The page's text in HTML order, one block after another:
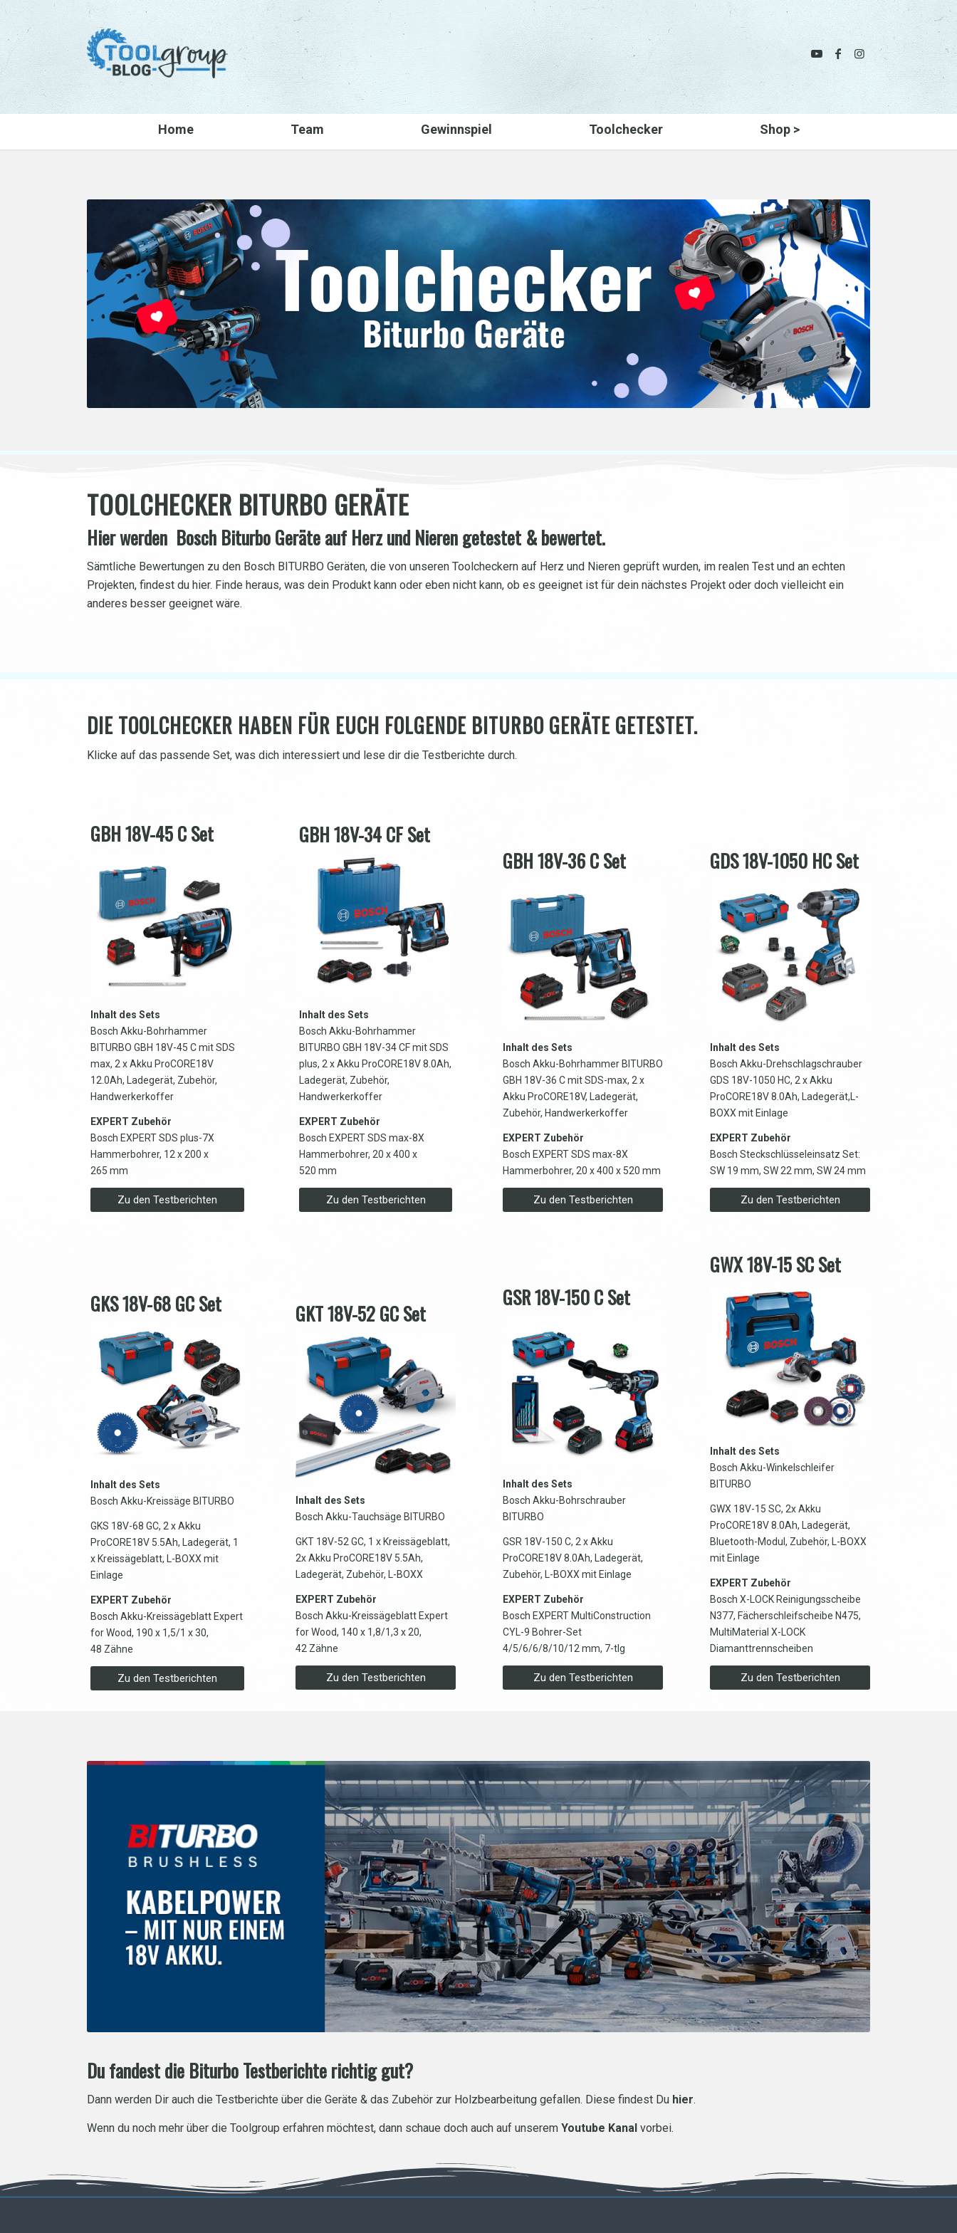
Home Team Gewinnspiel Toolchecker Shop >
TOOLCHECKER BITURBO GERÄTE
Hier werden Bosch Biturbo Geräte auf Herz und Nieren getestet & bewertet.
Sämtliche Bewertungen zu den Bosch BITURBO Geräten, die von unseren Toolcheckern auf Herz und Nieren geprüft wurden, im realen Test und an echten
Projekten, findest du hier. Finde heraus, was dein Produkt kann oder eben nicht kann, ob es geeignet ist für dein nächstes Projekt oder doch vielleicht ein
anderes besser geeignet wäre.
DIE TOOLCHECKER HABEN FÜR EUCH FOLGENDE BITURBO GERÄTE GETESTET.
Klicke auf das passende Set, was dich interessiert und lese dir die Testberichte durch.
GBH 18V-45 C Set
Inhalt des Sets
Bosch Akku-Bohrhammer
BITURBO GBH 18V-45 C mit SDS
max, 2 x Akku ProCORE18V
12.0Ah, Ladegerät, Zubehör,
Handwerkerkoffer
EXPERT Zubehör
Bosch EXPERT SDS plus-7X
Hammerbohrer, 12 x 200 x
265 mm
Zu den Testberichten
GBH 18V-34 CF Set
Inhalt des Sets
Bosch Akku-Bohrhammer
BITURBO GBH 18V-34 CF mit SDS
plus, 2 x Akku ProCORE18V 8.0Ah,
Ladegerät, Zubehör,
Handwerkerkoffer
EXPERT Zubehör
Bosch EXPERT SDS max-8X
Hammerbohrer, 20 x 400 x
520 mm
Zu den Testberichten
GBH 18V-36 C Set
Inhalt des Sets
Bosch Akku-Bohrhammer BITURBO
GBH 18V-36 C mit SDS-max, 2 x
Akku ProCORE18V, Ladegerät,
Zubehör, Handwerkerkoffer
EXPERT Zubehör
Bosch EXPERT SDS max-8X
Hammerbohrer, 20 x 400 x 520 mm
Zu den Testberichten
GDS 18V-1050 HC Set
Inhalt des Sets
Bosch Akku-Drehschlagschrauber
GDS 18V-1050 HC, 2 x Akku
ProCORE18V 8.0Ah, Ladegerät,L-
BOXX mit Einlage
EXPERT Zubehör
Bosch Steckschlüsseleinsatz Set:
SW 19 mm, SW 22 mm, SW 24 mm
Zu den Testberichten
GKS 18V-68 GC Set
Inhalt des Sets
Bosch Akku-Kreissäge BITURBO
GKS 18V-68 GC, 2 x Akku
ProCORE18V 5.5Ah, Ladegerät, 1
x Kreissägeblatt, L-BOXX mit
Einlage
EXPERT Zubehör
Bosch Akku-Kreissägeblatt Expert
for Wood, 190 x 1,5/1 x 30,
48 Zähne
Zu den Testberichten
GKT 18V-52 GC Set
Inhalt des Sets
Bosch Akku-Tauchsäge BITURBO
GKT 18V-52 GC, 1 x Kreissägeblatt,
2x Akku ProCORE18V 5.5Ah,
Ladegerät, Zubehör, L-BOXX
EXPERT Zubehör
Bosch Akku-Kreissägeblatt Expert
for Wood, 140 x 1,8/1,3 x 20,
42 Zähne
Zu den Testberichten
GSR 18V-150 C Set
Inhalt des Sets
Bosch Akku-Bohrschrauber
BITURBO
GSR 18V-150 C, 2 x Akku
ProCORE18V 8.0Ah, Ladegerät,
Zubehör, L-BOXX mit Einlage
EXPERT Zubehör
Bosch EXPERT MultiConstruction
CYL-9 Bohrer-Set
4/5/6/6/8/10/12 mm, 7-tlg
Zu den Testberichten
GWX 18V-15 SC Set
Inhalt des Sets
Bosch Akku-Winkelschleifer
BITURBO
GWX 18V-15 SC, 2x Akku
ProCORE18V 8.0Ah, Ladegerät,
Bluetooth-Modul, Zubehör, L-BOXX
mit Einlage
EXPERT Zubehör
Bosch X-LOCK Reinigungsscheibe
N377, Fächerschleifscheibe N475,
MultiMaterial X-LOCK
Diamanttrennscheiben
Zu den Testberichten
Du fandest die Biturbo Testberichte richtig gut?
Dann werden Dir auch die Testberichte über die Geräte & das Zubehör zur Holzbearbeitung gefallen. Diese findest Du hier.
Wenn du noch mehr über die Toolgroup erfahren möchtest, dann schaue doch auch auf unserem Youtube Kanal vorbei.